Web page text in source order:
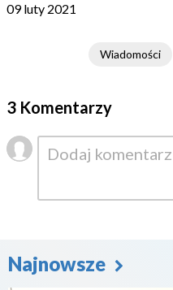
09 luty 2021
Wiadomości
3 Komentarzy
Najnowsze